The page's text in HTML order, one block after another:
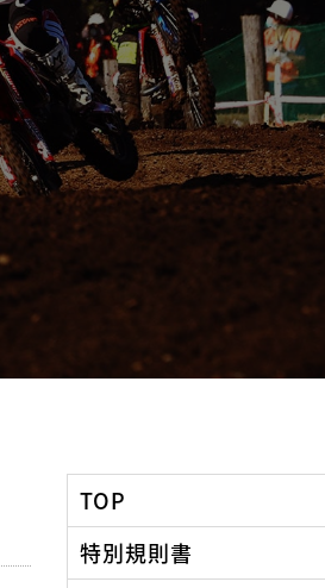
TOP
特別規則書